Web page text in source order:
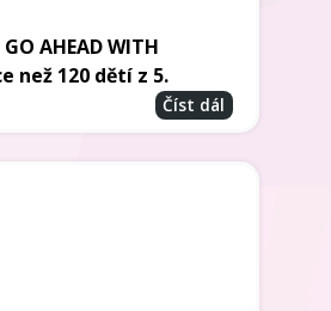
AHEAD WITH
než 120 dětí z 5.
Číst dál